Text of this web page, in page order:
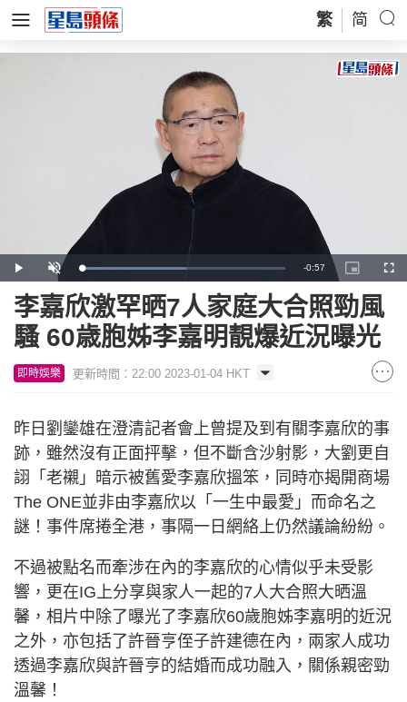
繁 简
Play Unmute Loaded:
51.56%
Remaining
Time
-0:57
Picture-
in-
李嘉欣激罕晒7人家庭大合照勁風
騷 60歳胞姊李嘉明靚爆近況曝光
即時娛樂 更新時間：22:00 2023-01-04 HKT
昨日劉鑾雄在澄清記者會上曾提及到有關李嘉欣的事
跡，雖然沒有正面抨擊，但不斷含沙射影，大劉更自
詡「老襯」暗示被舊愛李嘉欣搵笨，同時亦揭開商場
The ONE並非由李嘉欣以「一生中最愛」而命名之
謎！事件席捲全港，事隔一日網絡上仍然議論紛紛。
不過被點名而牽涉在內的李嘉欣的心情似乎未受影
響，更在IG上分享與家人一起的7人大合照大晒溫
馨，相片中除了曝光了李嘉欣60歲胞姊李嘉明的近況
之外，亦包括了許晉亨侄子許建德在內，兩家人成功
透過李嘉欣與許晉亨的結婚而成功融入，關係親密勁
溫馨！